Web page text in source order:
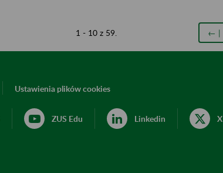
1 - 10 z 59. ← |
Ustawienia plików cookies
ZUS Edu Linkedin X